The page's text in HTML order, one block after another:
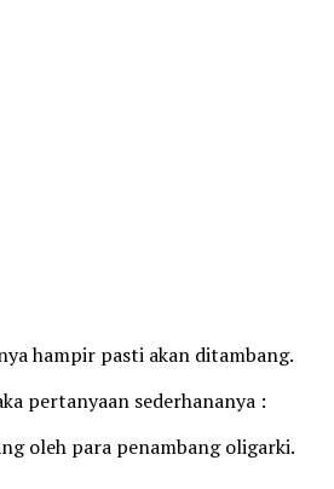
hampir pasti akan ditambang.
pertanyaan sederhananya :
oleh para penambang oligarki.